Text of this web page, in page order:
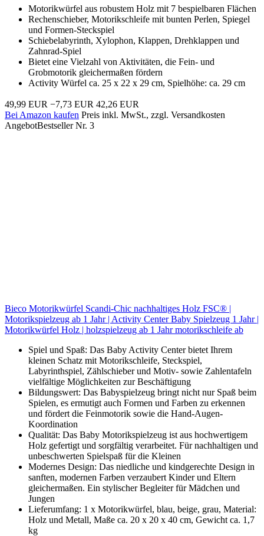
Motorikwürfel aus robustem Holz mit 7 bespielbaren Flächen
Rechenschieber, Motorikschleife mit bunten Perlen, Spiegel
und Formen-Steckspiel
Schiebelabyrinth, Xylophon, Klappen, Drehklappen und
Zahnrad-Spiel
Bietet eine Vielzahl von Aktivitäten, die Fein- und
Grobmotorik gleichermaßen fördern
Activity Würfel ca. 25 x 22 x 29 cm, Spielhöhe: ca. 29 cm
49,99 EUR −7,73 EUR 42,26 EUR
Bei Amazon kaufen Preis inkl. MwSt., zzgl. Versandkosten
AngebotBestseller Nr. 3
Bieco Motorikwürfel Scandi-Chic nachhaltiges Holz FSC® |
Motorikspielzeug ab 1 Jahr | Activity Center Baby Spielzeug 1 Jahr |
Motorikwürfel Holz | holzspielzeug ab 1 Jahr motorikschleife ab
Spiel und Spaß: Das Baby Activity Center bietet Ihrem
kleinen Schatz mit Motorikschleife, Steckspiel,
Labyrinthspiel, Zählschieber und Motiv- sowie Zahlentafeln
vielfältige Möglichkeiten zur Beschäftigung
Bildungswert: Das Babyspielzeug bringt nicht nur Spaß beim
Spielen, es ermutigt auch Formen und Farben zu erkennen
und fördert die Feinmotorik sowie die Hand-Augen-
Koordination
Qualität: Das Baby Motorikspielzeug ist aus hochwertigem
Holz gefertigt und sorgfältig verarbeitet. Für nachhaltigen und
unbeschwerten Spielspaß für die Kleinen
Modernes Design: Das niedliche und kindgerechte Design in
sanften, modernen Farben verzaubert Kinder und Eltern
gleichermaßen. Ein stylischer Begleiter für Mädchen und
Jungen
Lieferumfang: 1 x Motorikwürfel, blau, beige, grau, Material:
Holz und Metall, Maße ca. 20 x 20 x 40 cm, Gewicht ca. 1,7
kg